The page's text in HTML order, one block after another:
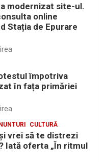
a modernizat site-ul.
online
Stația de Epurare
împotriva
în fața primăriei
CULTURĂ
vrei să te distrezi
Iată oferta „În ritmul